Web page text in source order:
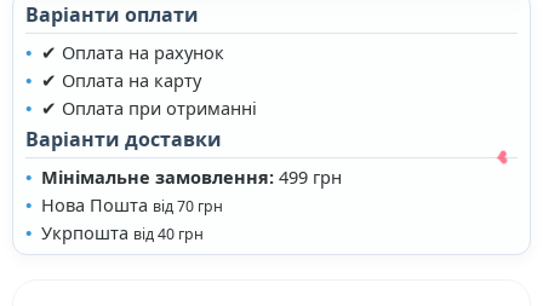
Варіанти оплати
✔ Оплата на рахунок
✔ Оплата на карту
✔ Оплата при отриманні
Варіанти доставки
Мінімальне замовлення: 499 грн
Нова Пошта від 70 грн
Укрпошта від 40 грн
❤